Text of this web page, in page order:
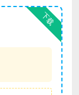
下载